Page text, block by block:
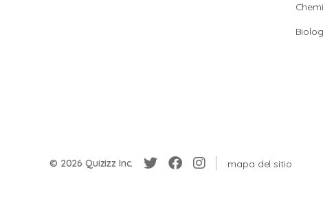
© 2026 Quizizz Inc. mapa del sitio